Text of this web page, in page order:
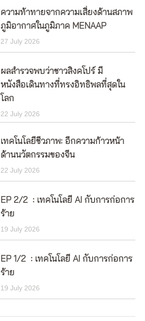
ความท้าทายจากความเสี่ยงด้านสภาพ
ภูมิอากาศในภูมิภาค MENAAP
27 July 2026
ผลสำรวจพบว่าชาวสิงคโปร์ มี
หนังสือเดินทางที่ทรงอิทธิพลที่สุดใน
โลก
22 July 2026
เทคโนโลยีชีวภาพ: อีกความก้าวหน้า
ด้านนวัตกรรมของจีน
22 July 2026
EP 2/2 : เทคโนโลยี AI กับการก่อการ
ร้าย
19 July 2026
EP 1/2 : เทคโนโลยี AI กับการก่อการ
ร้าย
19 July 2026